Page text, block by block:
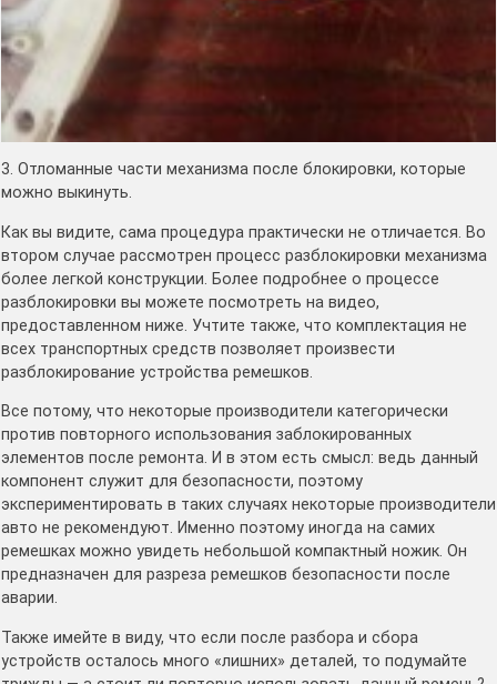
3. Отломанные части механизма после блокировки, которые
можно выкинуть.
Как вы видите, сама процедура практически не отличается. Во
втором случае рассмотрен процесс разблокировки механизма
более легкой конструкции. Более подробнее о процессе
разблокировки вы можете посмотреть на видео,
предоставленном ниже. Учтите также, что комплектация не
всех транспортных средств позволяет произвести
разблокирование устройства ремешков.
Все потому, что некоторые производители категорически
против повторного использования заблокированных
элементов после ремонта. И в этом есть смысл: ведь данный
компонент служит для безопасности, поэтому
экспериментировать в таких случаях некоторые производители
авто не рекомендуют. Именно поэтому иногда на самих
ремешках можно увидеть небольшой компактный ножик. Он
предназначен для разреза ремешков безопасности после
аварии.
Также имейте в виду, что если после разбора и сбора
устройств осталось много «лишних» деталей, то подумайте